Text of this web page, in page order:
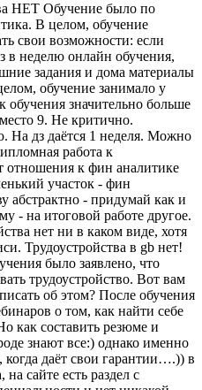
НЕТ Обучение было по
В целом, обучение
свои возможности: если
в неделю онлайн обучения,
задания и дома материалы
обучение занимало у
значительно больше
9. Не критично.
На дз даётся 1 неделя. Можно
работа к
отношения к фин аналитике
участок - фин
абстрактно - придумай как и
- на итоговой работе другое.
нет ни в каком виде, хотя
Трудоустройства в gb нет!
было заявлено, что
трудоустройство. Вот вам
об этом? После обучения
о том, как найти себе
как составить резюме и
знают все:) однако именно
даёт свои гарантии….)) в
сайте есть раздел с